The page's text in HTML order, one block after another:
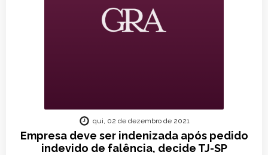
Empresa deve ser indenizada após pedido
indevido de falência, decide TJ-SP
qui, 02 de dezembro de 2021